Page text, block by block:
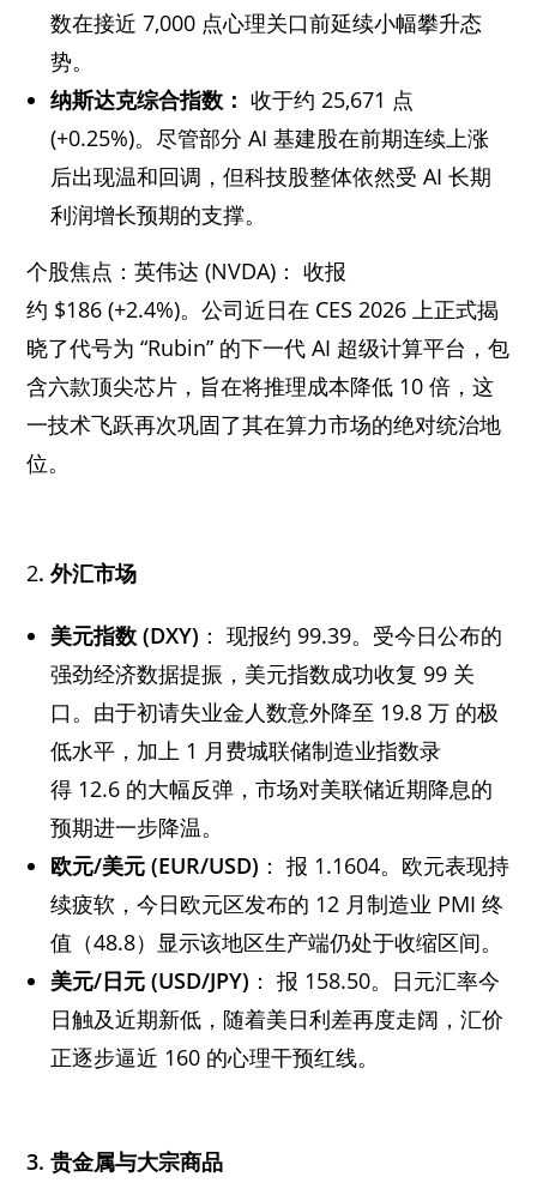
数在接近 7,000 点心理关口前延续小幅攀升态
势。
纳斯达克综合指数： 收于约 25,671 点
(+0.25%)。尽管部分 AI 基建股在前期连续上涨
后出现温和回调，但科技股整体依然受 AI 长期
利润增长预期的支撑。
个股焦点：英伟达 (NVDA)： 收报
约 $186 (+2.4%)。公司近日在 CES 2026 上正式揭
晓了代号为 “Rubin” 的下一代 AI 超级计算平台，包
含六款顶尖芯片，旨在将推理成本降低 10 倍，这
一技术飞跃再次巩固了其在算力市场的绝对统治地
位。
2. 外汇市场
美元指数 (DXY) ： 现报约 99.39。受今日公布的
强劲经济数据提振，美元指数成功收复 99 关
口。由于初请失业金人数意外降至 19.8 万 的极
低水平，加上 1 月费城联储制造业指数录
得 12.6 的大幅反弹，市场对美联储近期降息的
预期进一步降温。
欧元/美元 (EUR/USD) ： 报 1.1604。欧元表现持
续疲软，今日欧元区发布的 12 月制造业 PMI 终
值（48.8）显示该地区生产端仍处于收缩区间。
美元/日元 (USD/JPY) ： 报 158.50。日元汇率今
日触及近期新低，随着美日利差再度走阔，汇价
正逐步逼近 160 的心理干预红线。
3. 贵金属与大宗商品